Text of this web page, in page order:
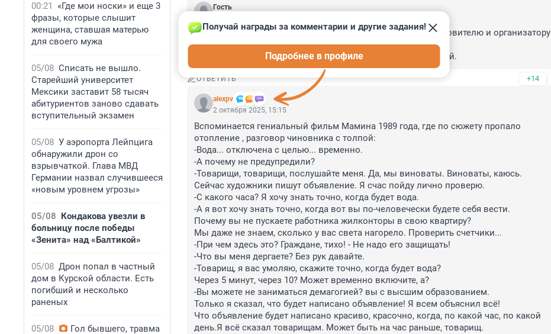
00:21
«Где мои носки» и еще 3
фразы, которые слышит
женщина, ставшая матерью
для своего мужа
05/08 Списать не вышло.
Старейший университет
Мексики заставит 58 тысяч
абитуриентов заново сдавать
вступительный экзамен
05/08 У аэропорта Лейпцига
обнаружили дрон со
взрывчаткой. Глава МВД
Германии назвал случившееся
«новым уровнем угрозы»
05/08 Кондакова увезли в
больницу после победы
«Зенита» над «Балтикой»
05/08 Дрон попал в частный
дом в Курской области. Есть
погибший и несколько
раненых
05/08
Гол бывшего, травма
Гость
Спасибо Хинштейну, его партии, и главное, великому вдохновителю и организатору
всех наших побед !
Вы день за днем делаете жизнь россиян все более безумной.
ОТВЕТИТЬ +14
alexpv
Получай награды за комментарии и другие задания!
Подробнее в профиле
2 октября 2025, 15:15
Вспоминается гениальный фильм Мамина 1989 года, где по сюжету пропало
отопление , разговор чиновника с толпой:
-Вода... отключена с целью... временно.
-А почему не предупредили?
-Товарищи, товарищи, послушайте меня. Да, мы виноваты. Виноваты, каюсь.
Сейчас художники пишут объявление. Я счас пойду лично проверю.
-С какого часа? Я хочу знать точно, когда будет вода.
-А я вот хочу знать точно, когда вот вы по-человечески будете себя вести.
Почему вы не пускаете работника жилконторы в свою квартиру?
Мы даже не знаем, сколько у вас света нагорело. Проверить счетчики...
-При чем здесь это? Граждане, тихо! - Не надо его защищать!
-Что вы меня дергаете? Без рук давайте.
-Товарищ, я вас умоляю, скажите точно, когда будет вода?
Через 5 минут, через 10? Может временно включите, а?
-Вы можете не заниматься демагогией? вы с высшим образованием.
Только я сказал, что будет написано объявление! Я всем объяснил всё!
Что объявление будет написано красиво, красочно, когда, по какой час, по какой
день.Я всё сказал товарищам. Может быть на час раньше, товарищ.